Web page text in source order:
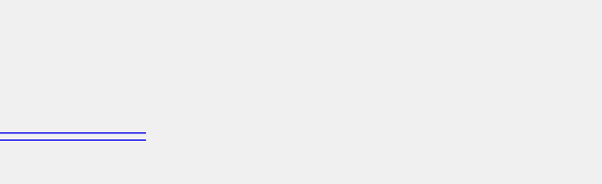
sâu cho ngành ngân hàng – bảo hiểm – chứng khoán